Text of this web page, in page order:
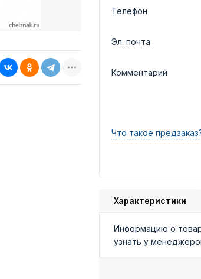
Телефон
Эл. почта
Комментарий
Что такое
Характеристики
Информацию о
узнать у